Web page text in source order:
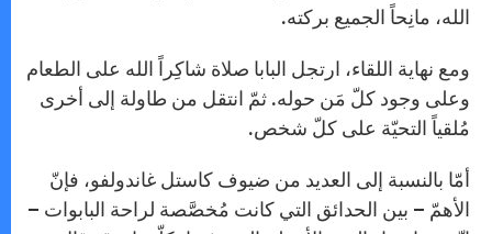
الله، مانِحاً الجميع بركته.
ومع نهاية اللقاء، ارتجل البابا صلاة شاكِراً الله على الطعام
وعلى وجود كلّ مَن حوله. ثمّ انتقل من طاولة إلى أخرى
مُلقياً التحيّة على كلّ شخص.
أمّا بالنسبة إلى العديد من ضيوف كاستل غاندولفو، فإنّ
الأهمّ – بين الحدائق التي كانت مُخصَّصة لراحة البابوات –